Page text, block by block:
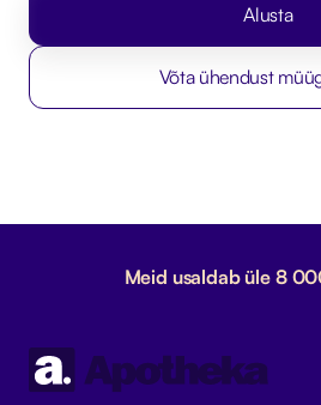
Alusta
Võta ühendust
Meid usaldab üle 8